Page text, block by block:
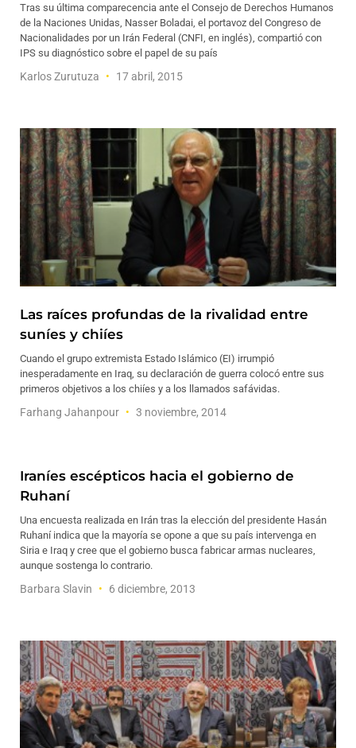
Tras su última comparecencia ante el Consejo de Derechos Humanos
de la Naciones Unidas, Nasser Boladai, el portavoz del Congreso de
Nacionalidades por un Irán Federal (CNFI, en inglés), compartió con
IPS su diagnóstico sobre el papel de su país
Karlos Zurutuza 17 abril, 2015
Las raíces profundas de la rivalidad entre
suníes y chiíes
Cuando el grupo extremista Estado Islámico (EI) irrumpió
inesperadamente en Iraq, su declaración de guerra colocó entre sus
primeros objetivos a los chiíes y a los llamados safávidas.
Farhang Jahanpour 3 noviembre, 2014
Iraníes escépticos hacia el gobierno de
Ruhaní
Una encuesta realizada en Irán tras la elección del presidente Hasán
Ruhaní indica que la mayoría se opone a que su país intervenga en
Siria e Iraq y cree que el gobierno busca fabricar armas nucleares,
aunque sostenga lo contrario.
Barbara Slavin 6 diciembre, 2013